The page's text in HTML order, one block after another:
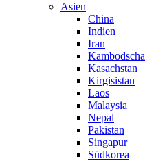
Asien
China
Indien
Iran
Kambodscha
Kasachstan
Kirgisistan
Laos
Malaysia
Nepal
Pakistan
Singapur
Südkorea